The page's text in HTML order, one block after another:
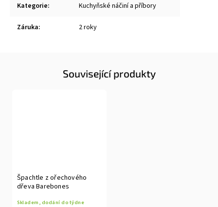
Kategorie: Kuchyňské náčiní a příbory
Záruka: 2 roky
Související produkty
Špachtle z ořechového
dřeva Barebones
Skladem, dodání do týdne